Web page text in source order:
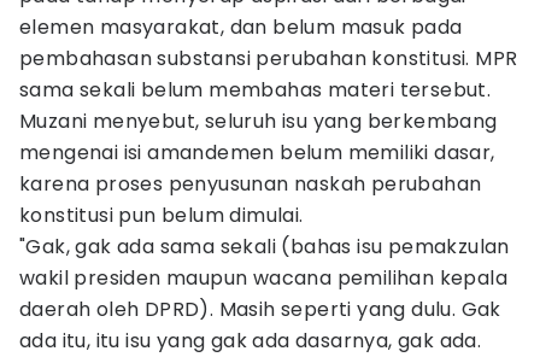
elemen masyarakat, dan belum masuk pada
pembahasan substansi perubahan konstitusi. MPR
sama sekali belum membahas materi tersebut.
Muzani menyebut, seluruh isu yang berkembang
mengenai isi amandemen belum memiliki dasar,
karena proses penyusunan naskah perubahan
konstitusi pun belum dimulai.
"Gak, gak ada sama sekali (bahas isu pemakzulan
wakil presiden maupun wacana pemilihan kepala
daerah oleh DPRD). Masih seperti yang dulu. Gak
ada itu, itu isu yang gak ada dasarnya, gak ada.